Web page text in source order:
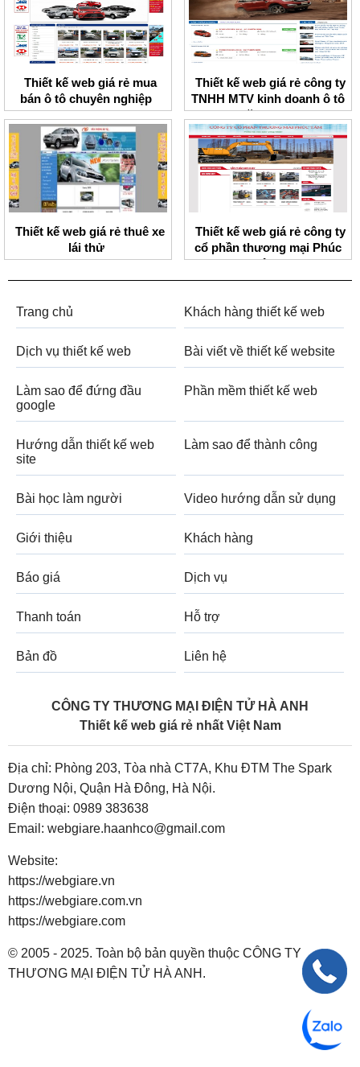
Thiết kế web giá rẻ mua
bán ô tô chuyên nghiệp
Thiết kế web giá rẻ công ty
TNHH MTV kinh doanh ô tô
Thăng Long
Thiết kế web giá rẻ thuê xe
lái thử
Thiết kế web giá rẻ công ty
cổ phần thương mại Phúc
Tâm
Trang chủ Khách hàng thiết kế web
Dịch vụ thiết kế web Bài viết về thiết kế website
Làm sao để đứng đầu
google
Phần mềm thiết kế web
Hướng dẫn thiết kế web
site
Làm sao để thành công
Bài học làm người Video hướng dẫn sử dụng
Giới thiệu Khách hàng
Báo giá Dịch vụ
Thanh toán Hỗ trợ
Bản đồ Liên hệ
CÔNG TY THƯƠNG MẠI ĐIỆN TỬ HÀ ANH
Thiết kế web giá rẻ nhất Việt Nam
Địa chỉ: Phòng 203, Tòa nhà CT7A, Khu ĐTM The Spark
Dương Nội, Quận Hà Đông, Hà Nội.
Điện thoại: 0989 383638
Email: webgiare.haanhco@gmail.com
Website:
https://webgiare.vn
https://webgiare.com.vn
https://webgiare.com
© 2005 - 2025. Toàn bộ bản quyền thuộc CÔNG TY
THƯƠNG MẠI ĐIỆN TỬ HÀ ANH.